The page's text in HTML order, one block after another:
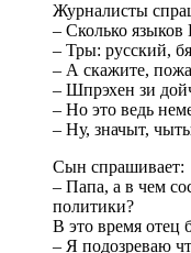
Журналисты
– Сколько языков
– Тры: русский,
– А скажите,
– Шпрэхен зи
– Но это ведь
– Ну, значыт,
Сын спрашивает:
– Папа, а в чем
политики?
В это время отец
– Я подозреваю